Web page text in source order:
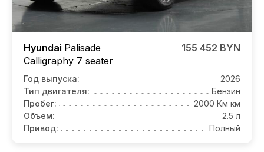
Hyundai Palisade
Calligraphy 7 seater
155 452 BYN
Год выпуска:
2026
Тип двигателя:
Бензин
Пробег:
2000 Км км
Объем:
2.5 л
Привод:
Полный